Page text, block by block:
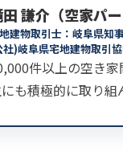
謙介（空家パー
建物取引士：岐阜県知
社)岐阜県宅地建物取引
件以上の空き
も積極的に取り組